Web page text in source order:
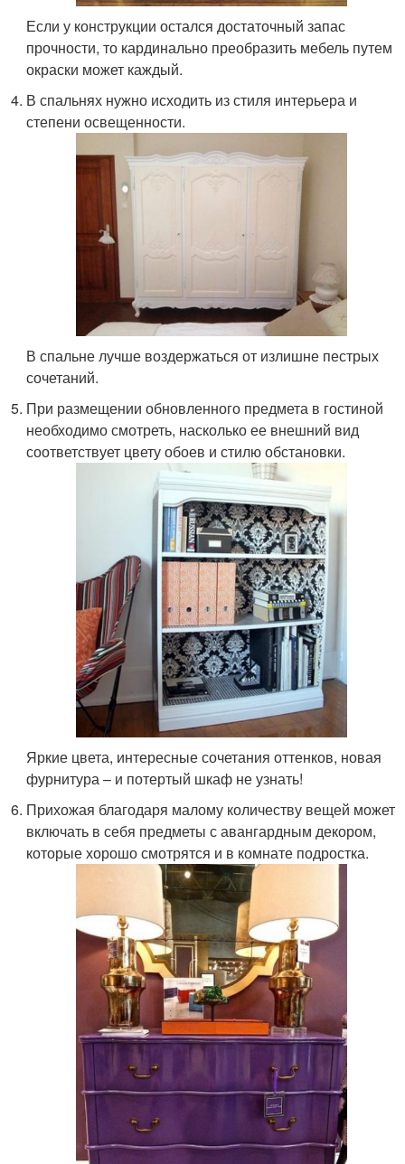
Если у конструкции остался достаточный запас
прочности, то кардинально преобразить мебель путем
окраски может каждый.
В спальнях нужно исходить из стиля интерьера и
степени освещенности.
В спальне лучше воздержаться от излишне пестрых
сочетаний.
При размещении обновленного предмета в гостиной
необходимо смотреть, насколько ее внешний вид
соответствует цвету обоев и стилю обстановки.
Яркие цвета, интересные сочетания оттенков, новая
фурнитура – и потертый шкаф не узнать!
Прихожая благодаря малому количеству вещей может
включать в себя предметы с авангардным декором,
которые хорошо смотрятся и в комнате подростка.